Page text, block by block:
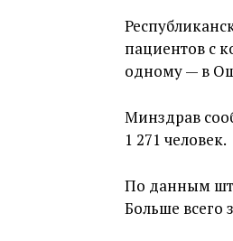
пациентов с
одному — в
Минздрав
1 271 человек.
По данным
Больше всего